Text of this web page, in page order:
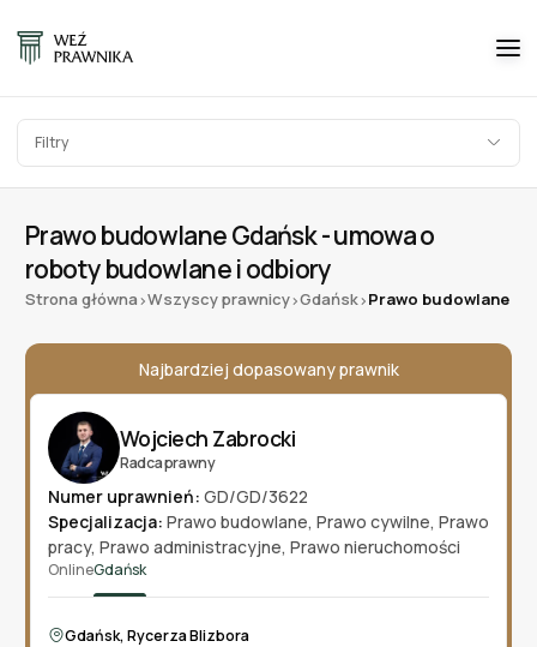
Filtry
Prawo budowlane Gdańsk - umowa o
roboty budowlane i odbiory
Strona główna>Wszyscy prawnicy>Gdańsk>Prawo budowlane
Najbardziej dopasowany prawnik
Radca prawny
Wojciech Zabrocki
Numer uprawnień: GD/GD/3622
Specjalizacja: Prawo budowlane, Prawo cywilne, Prawo
pracy, Prawo administracyjne, Prawo nieruchomości
OnlineGdańsk
Gdańsk, Rycerza Blizbora